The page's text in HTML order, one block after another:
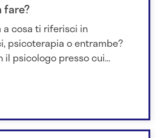
fare?
a cosa ti riferisci in
psicoterapia o entrambe?
il psicologo presso cui...